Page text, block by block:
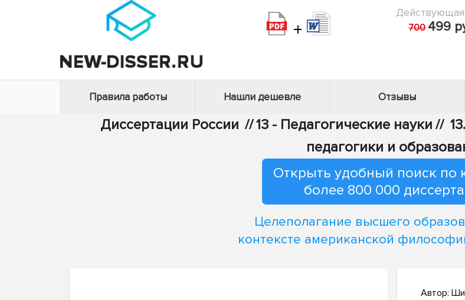
+ 700 499
Правила работы Нашли дешевле Отзывы
Диссертации России //13 - Педагогические науки //
педагогики и
Открыть удобный поиск по
более 800 000
Целеполагание высшего
контексте американской
Автор: